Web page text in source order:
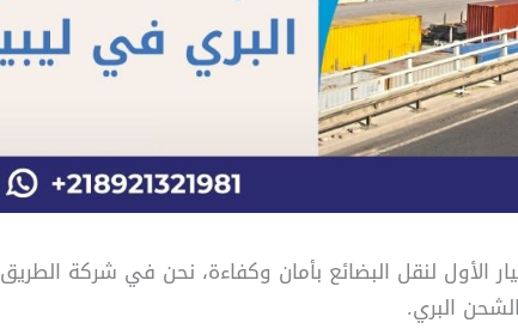
الأول لنقل البضائع بأمان وكفاءة، نحن في شركة الطريق
البري.